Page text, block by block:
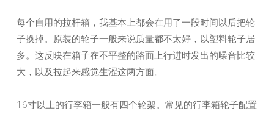
每个自用的拉杆箱，我基本上都会在用了一段时间以后把轮
子换掉。原装的轮子一般来说质量都不太好，以塑料轮子居
多。这反映在箱子在不平整的路面上行进时发出的噪音比较
大，以及拉起来感觉生涩这两方面。
16寸以上的行李箱一般有四个轮架。常见的行李箱轮子配置